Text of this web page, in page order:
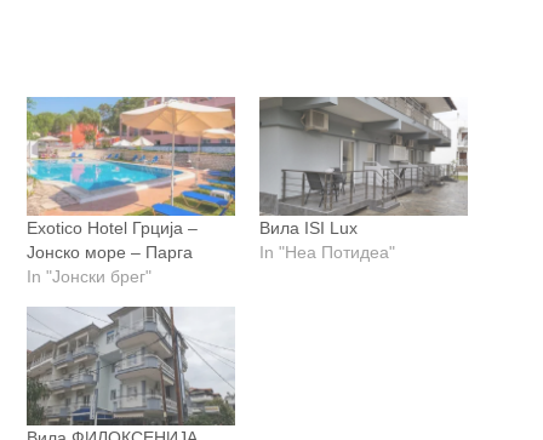
Exotico Hotel Грција –
Јонско море – Парга
In "Јонски брег"
Вила ISI Lux
In "Неа Потидеа"